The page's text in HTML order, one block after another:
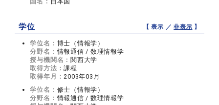
学位 【 表示 ／非表示 】
学位名： 博士（情報学）
分野名：情報通信 / 数理情報学
授与機関名： 関西大学
取得方法：課程
取得年月：2003年03月
学位名： 修士（情報学）
分野名：情報通信 / 数理情報学